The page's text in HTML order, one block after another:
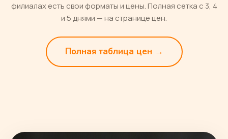
филиалах есть свои форматы и цены. Полная сетка с 3, 4
и 5 днями — на странице цен.
Полная таблица цен →